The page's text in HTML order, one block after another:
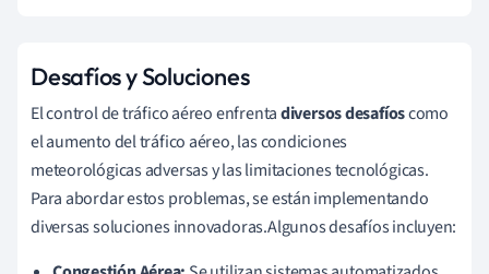
Desafíos y Soluciones
El control de tráfico aéreo enfrentadiversos desafíoscomo
el aumento del tráfico aéreo, las condiciones
meteorológicas adversas y las limitaciones tecnológicas.
Para abordar estos problemas, se están implementando
diversas soluciones innovadoras.Algunos desafíos incluyen: